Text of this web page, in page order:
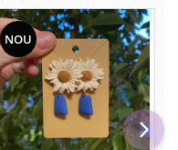
NOU